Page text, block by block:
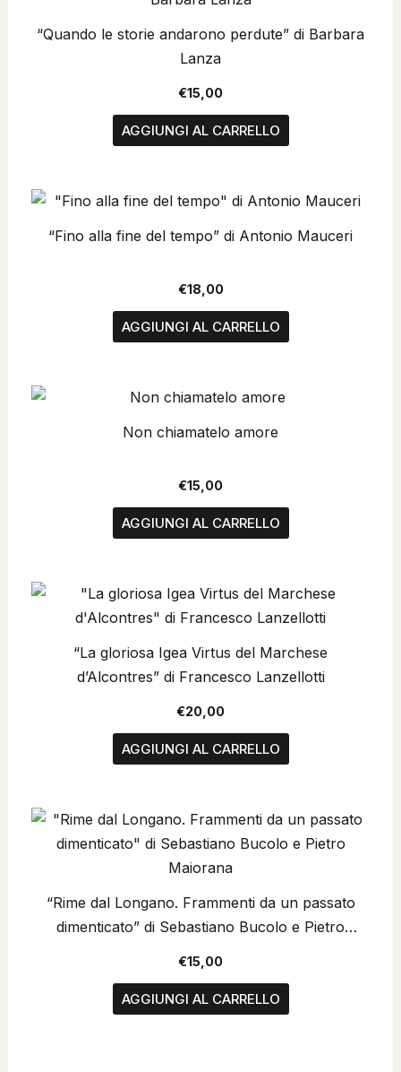
“Quando le storie andarono perdute” di Barbara
Lanza
€15,00
AGGIUNGI AL CARRELLO
“Fino alla fine del tempo” di Antonio Mauceri
€18,00
AGGIUNGI AL CARRELLO
Non chiamatelo amore
€15,00
AGGIUNGI AL CARRELLO
“La gloriosa Igea Virtus del Marchese
d’Alcontres” di Francesco Lanzellotti
€20,00
AGGIUNGI AL CARRELLO
“Rime dal Longano. Frammenti da un passato
dimenticato” di Sebastiano Bucolo e Pietro
€15,00
AGGIUNGI AL CARRELLO